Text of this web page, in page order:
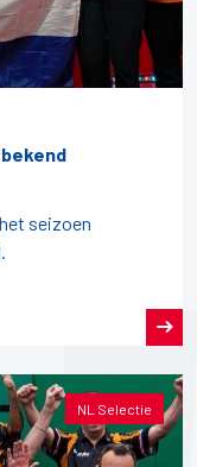
seizoen
NL Selectie